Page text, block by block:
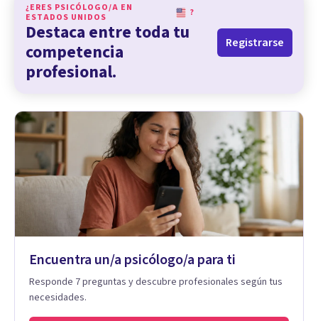
¿ERES PSICÓLOGO/A EN
ESTADOS UNIDOS
?
Destaca entre toda tu
competencia
profesional.
Registrarse
Encuentra un/a psicólogo/a para ti
Responde 7 preguntas y descubre profesionales según tus
necesidades.